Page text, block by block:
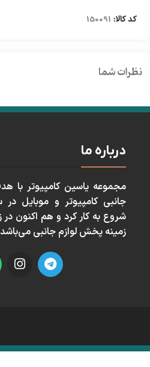
کد کالا: 150091
نظرات شما
درباره ما
مجموعه ياسين كامپيوتر با
شروع به كار كرد و هم اكنون در
زمينه پخش لوازم جانبی